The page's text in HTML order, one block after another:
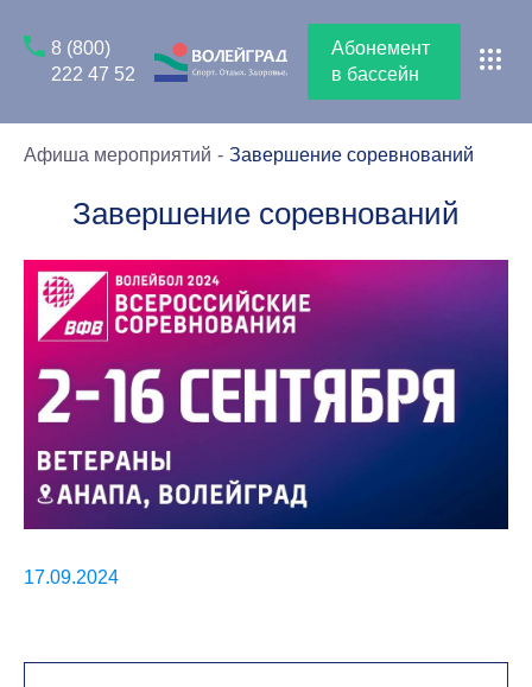
8 (800)
222 47 52
Абонемент
в бассейн
Афиша мероприятий Завершение соревнований
Завершение соревнований
17.09.2024